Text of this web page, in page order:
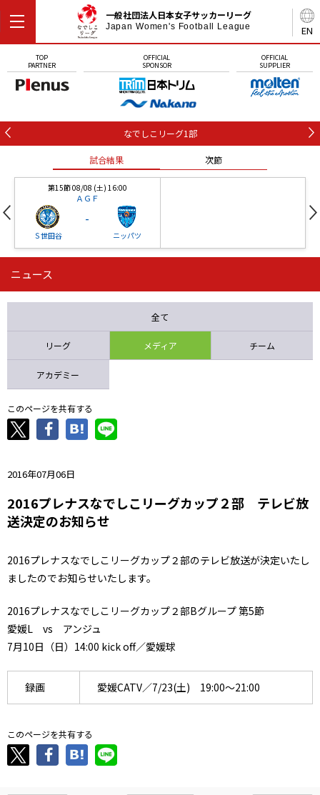
EN
一般社団法人日本女子サッカーリーグ
Japan Women's Football League
TOP
PARTNER
OFFICIAL
SPONSOR
OFFICIAL
SUPPLIER
なでしこリーグ1部
試合結果 次節
第15節 08/08 (土) 16:00
ＡＧＦ
Ｓ世田谷
-
ニッパツ
第16節 09/05 (土) 15:00
ニッパツ 石人の星
ニュース
全て
リーグ メディア チーム
アカデミー
このページを共有する
2016年07月06日
2016プレナスなでしこリーグカップ２部 テレビ放
送決定のお知らせ
2016プレナスなでしこリーグカップ２部のテレビ放送が決定いたし
ましたのでお知らせいたします。
2016プレナスなでしこリーグカップ２部Bグループ 第5節
愛媛L vs アンジュ
7月10日（日）14:00 kick off／愛媛球
録画 愛媛CATV／7/23(土) 19:00～21:00
このページを共有する